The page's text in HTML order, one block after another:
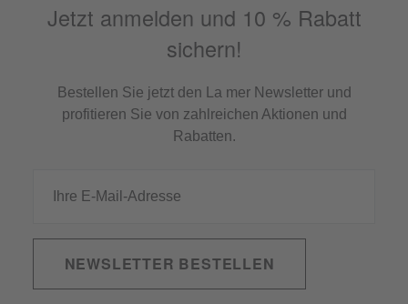
Jetzt anmelden und 10 % Rabatt
sichern!
Bestellen Sie jetzt den La mer Newsletter und
profitieren Sie von zahlreichen Aktionen und
Rabatten.
NEWSLETTER BESTELLEN